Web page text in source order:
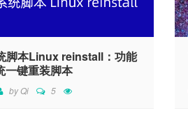
脚本Linux reinstall：功能
一键重装脚本
byQi 5